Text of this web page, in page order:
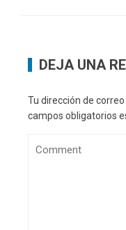
DEJA UNA
Tu dirección de
campos obligatorios